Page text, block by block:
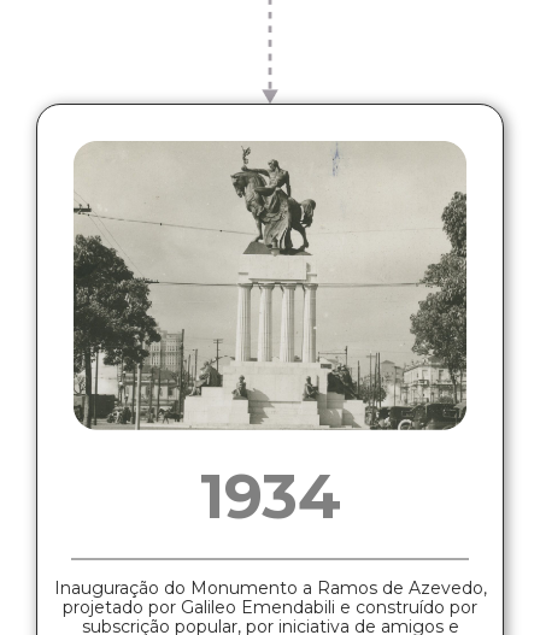
1934
Inauguração do Monumento a Ramos de Azevedo,
projetado por Galileo Emendabili e construído por
subscrição popular, por iniciativa de amigos e